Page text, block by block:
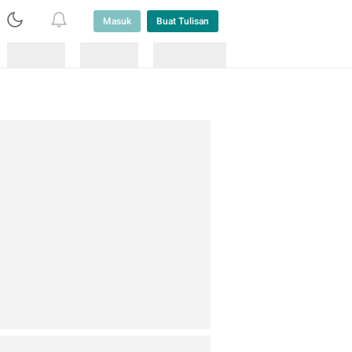
Masuk Buat Tulisan